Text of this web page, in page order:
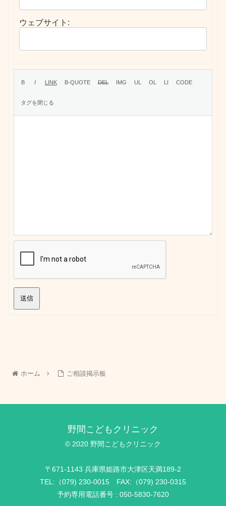
ウェブサイト:
送信
ホーム ご相談掲示板
野間こどもクリニック
© 2020 野間こどもクリニック
〒671-1143 兵庫県姫路市大津区天満189-2
TEL:（079) 230-0015 FAX:（079) 230-0315
予約専用電話番号 : 050-5830-7620